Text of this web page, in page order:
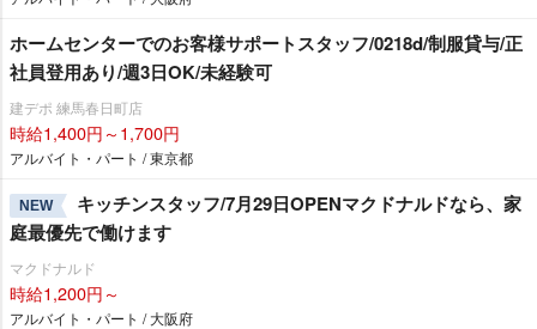
ホームセンターでのお客様サポートスタッフ/0218d/制服貸与/正
社員登用あり/週3日OK/未経験可
建デポ 練馬春日町店
時給1,400円～1,700円
アルバイト・パート / 東京都
NEW
キッチンスタッフ/7月29日OPENマクドナルドなら、家
庭最優先で働けます
マクドナルド
時給1,200円～
アルバイト・パート / 大阪府